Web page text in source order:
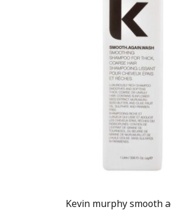
Kevin murphy smooth